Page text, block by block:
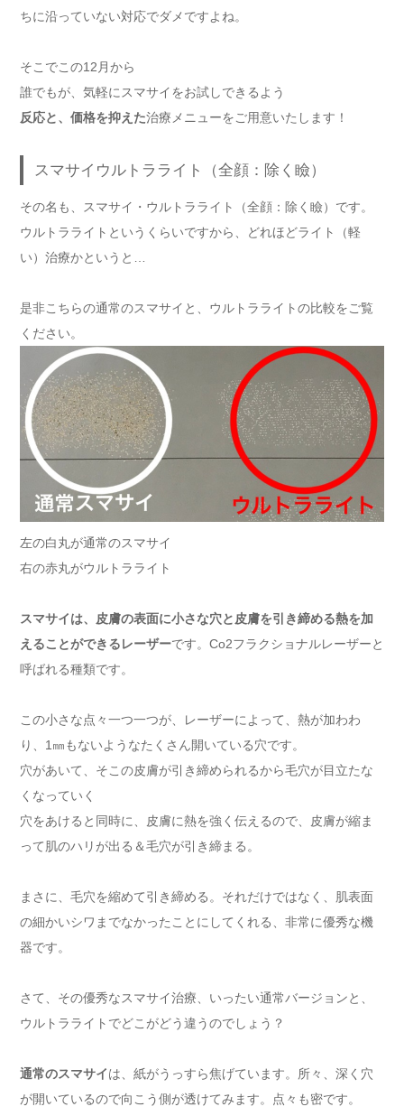
ちに沿っていない対応でダメですよね。
そこでこの12月から
誰でもが、気軽にスマサイをお試しできるよう
反応と、価格を抑えた治療メニューをご用意いたします！
スマサイウルトラライト（全顔：除く瞼）
その名も、スマサイ・ウルトラライト（全顔：除く瞼）です。
ウルトラライトというくらいですから、どれほどライト（軽
い）治療かというと…
是非こちらの通常のスマサイと、ウルトラライトの比較をご覧
ください。
左の白丸が通常のスマサイ
右の赤丸がウルトラライト
スマサイは、皮膚の表面に小さな穴と皮膚を引き締める熱を加
えることができるレーザーです。Co2フラクショナルレーザーと
呼ばれる種類です。
この小さな点々一つ一つが、レーザーによって、熱が加わわ
り、1㎜もないようなたくさん開いている穴です。
穴があいて、そこの皮膚が引き締められるから毛穴が目立たな
くなっていく
穴をあけると同時に、皮膚に熱を強く伝えるので、皮膚が縮ま
って肌のハリが出る＆毛穴が引き締まる。
まさに、毛穴を縮めて引き締める。それだけではなく、肌表面
の細かいシワまでなかったことにしてくれる、非常に優秀な機
器です。
さて、その優秀なスマサイ治療、いったい通常バージョンと、
ウルトラライトでどこがどう違うのでしょう？
通常のスマサイは、紙がうっすら焦げています。所々、深く穴
が開いているので向こう側が透けてみます。点々も密です。